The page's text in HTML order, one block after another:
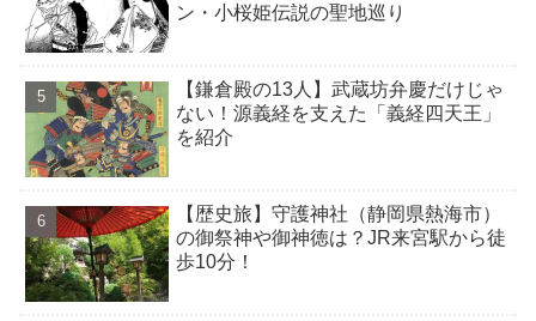
ン・小桜姫伝説の聖地巡り
【鎌倉殿の13人】武蔵坊弁慶だけじゃ
ない！源義経を支えた「義経四天王」
を紹介
【歴史旅】守護神社（静岡県熱海市）
の御祭神や御神徳は？JR来宮駅から徒
歩10分！